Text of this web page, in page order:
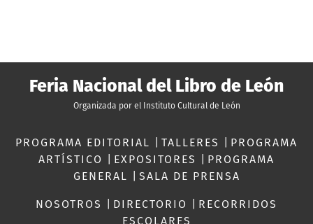
Feria Nacional del Libro de León
Organizada por el Instituto Cultural de León
PROGRAMA EDITORIAL TALLERES
PROGRAMA
ARTÍSTICO
EXPOSITORES
PROGRAMA
GENERAL
SALA DE PRENSA
NOSOTROS DIRECTORIO
RECORRIDOS
ESCOLARES